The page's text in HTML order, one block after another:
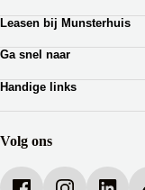
Dacia
Ferrari
Leasen bij Munsterhuis
Private lease
Shortlease
Ga snel naar
Webshop auto onderdelen
Handige links
Bedrijfsbrochure
Werken bij Munsterhuis
Volg ons